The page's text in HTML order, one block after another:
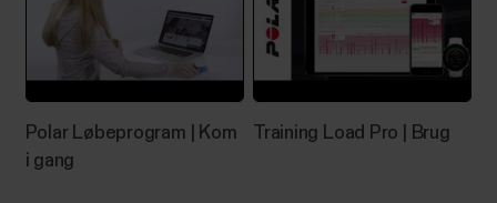
Polar Løbeprogram ‪| Kom
i gang‬‬‬
Training Load Pro | Brug